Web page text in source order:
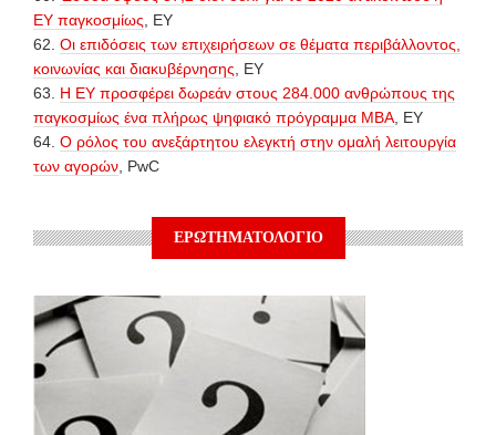
ΕΥ παγκοσμίως , ΕΥ
62. Οι επιδόσεις των επιχειρήσεων σε θέματα περιβάλλοντος,
κοινωνίας και διακυβέρνησης , EY
63. Η ΕΥ προσφέρει δωρεάν στους 284.000 ανθρώπους της
παγκοσμίως ένα πλήρως ψηφιακό πρόγραμμα MBA , EY
64. Ο ρόλος του ανεξάρτητου ελεγκτή στην ομαλή λειτουργία
των αγορών , PwC
ΕΡΩΤΗΜΑΤΟΛΟΓΙΟ